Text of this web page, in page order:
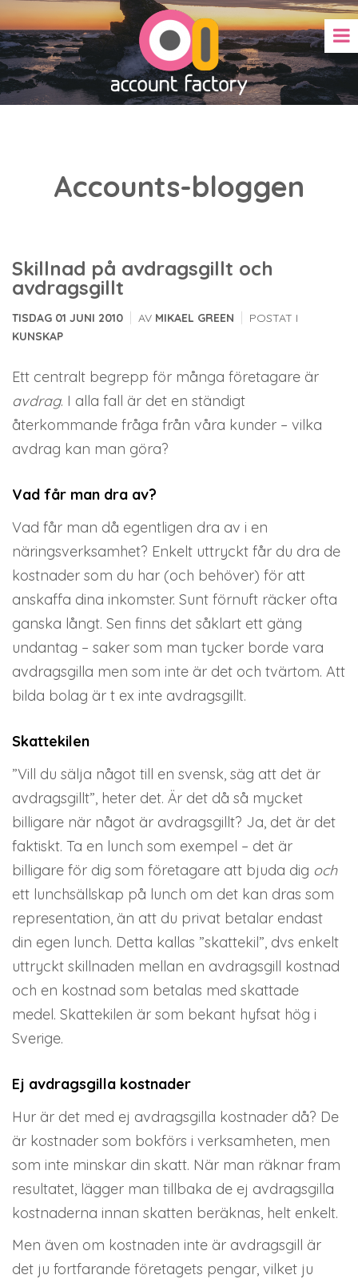
Accounts-bloggen
Skillnad på avdragsgillt och
avdragsgillt
TISDAG 01 JUNI 2010 AV MIKAEL GREEN
POSTAT I
KUNSKAP
Ett centralt begrepp för många företagare är
avdrag. I alla fall är det en ständigt
återkommande fråga från våra kunder – vilka
avdrag kan man göra?
Vad får man dra av?
Vad får man då egentligen dra av i en
näringsverksamhet? Enkelt uttryckt får du dra de
kostnader som du har (och behöver) för att
anskaffa dina inkomster. Sunt förnuft räcker ofta
ganska långt. Sen finns det såklart ett gäng
undantag – saker som man tycker borde vara
avdragsgilla men som inte är det och tvärtom. Att
bilda bolag är t ex inte avdragsgillt.
Skattekilen
”Vill du sälja något till en svensk, säg att det är
avdragsgillt”, heter det. Är det då så mycket
billigare när något är avdragsgillt? Ja, det är det
faktiskt. Ta en lunch som exempel – det är
billigare för dig som företagare att bjuda dig och
ett lunchsällskap på lunch om det kan dras som
representation, än att du privat betalar endast
din egen lunch. Detta kallas ”skattekil”, dvs enkelt
uttryckt skillnaden mellan en avdragsgill kostnad
och en kostnad som betalas med skattade
medel. Skattekilen är som bekant hyfsat hög i
Sverige.
Ej avdragsgilla kostnader
Hur är det med ej avdragsgilla kostnader då? De
är kostnader som bokförs i verksamheten, men
som inte minskar din skatt. När man räknar fram
resultatet, lägger man tillbaka de ej avdragsgilla
kostnaderna innan skatten beräknas, helt enkelt.
Men även om kostnaden inte är avdragsgill är
det ju fortfarande företagets pengar, vilket ju